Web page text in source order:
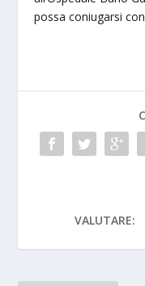
possa coniugarsi
VALUTARE: